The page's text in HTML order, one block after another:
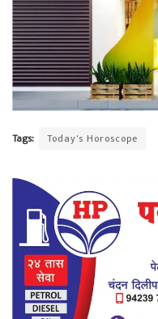
Tags: Today's Horoscope